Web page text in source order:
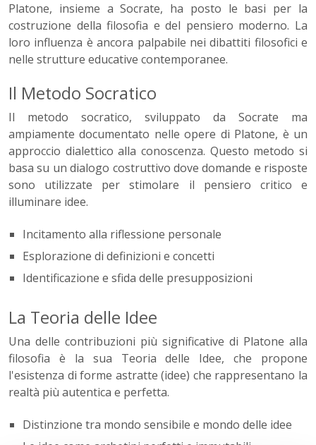
Platone, insieme a Socrate, ha posto le basi per la
costruzione della filosofia e del pensiero moderno. La
loro influenza è ancora palpabile nei dibattiti filosofici e
nelle strutture educative contemporanee.
Il Metodo Socratico
Il metodo socratico, sviluppato da Socrate ma
ampiamente documentato nelle opere di Platone, è un
approccio dialettico alla conoscenza. Questo metodo si
basa su un dialogo costruttivo dove domande e risposte
sono utilizzate per stimolare il pensiero critico e
illuminare idee.
Incitamento alla riflessione personale
Esplorazione di definizioni e concetti
Identificazione e sfida delle presupposizioni
La Teoria delle Idee
Una delle contribuzioni più significative di Platone alla
filosofia è la sua Teoria delle Idee, che propone
l'esistenza di forme astratte (idee) che rappresentano la
realtà più autentica e perfetta.
Distinzione tra mondo sensibile e mondo delle idee